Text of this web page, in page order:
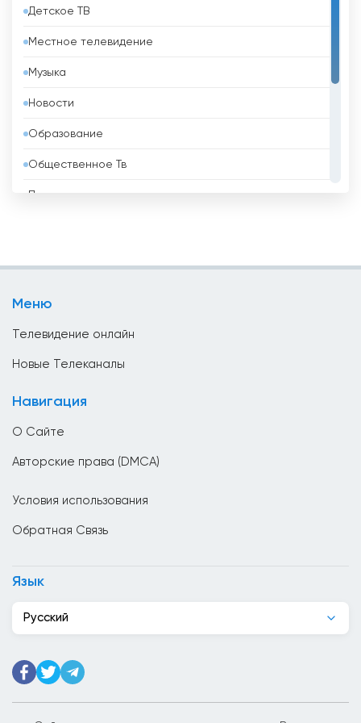
Бахрейн
Беларусь
Белиз
Бельгия
Бенин
Болгария
Гаити
Гонк Конг
Детское ТВ
Местное телевидение
Музыка
Новости
Образование
Общественное Тв
Политические
Меню
Телевидение онлайн
Новые Телеканалы
Навигация
О Сайте
Авторские права (DMCA)
Условия использования
Обратная Связь
Язык
Русский